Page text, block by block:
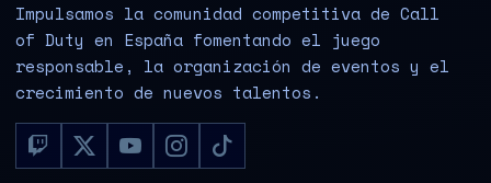
Impulsamos la comunidad competitiva de Call
of Duty en España fomentando el juego
responsable, la organización de eventos y el
crecimiento de nuevos talentos.